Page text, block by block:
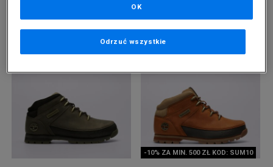
-10% ZA MIN. 500 ZŁ KOD: SUM10
Odrzuć wszystkie
OK